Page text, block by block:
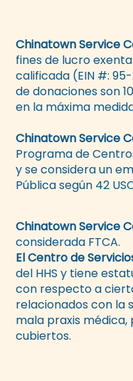
Chinatown Service
fines de lucro
calificada (EIN #:
de donaciones son
en la máxima
Chinatown Service
Programa de
y se considera un
Pública según 42
Chinatown Service
considerada FTCA.
El Centro de
del HHS y tiene
con respecto a
relacionados con la
mala praxis médica,
cubiertos.